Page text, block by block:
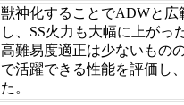
獣神化することでADWと広
し、SS火力も大幅に上がっ
高難易度適正は少ないもの
で活躍できる性能を評価し
た。